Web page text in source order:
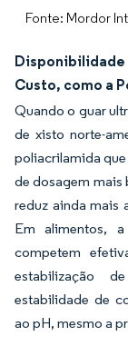
Fonte: Mordor
Custo, como a
Quando o guar
de xisto norte-
poliacrilamida
de dosagem mais
reduz ainda mais
Em alimentos,
competem
estabilização
estabilidade de
ao pH, mesmo a